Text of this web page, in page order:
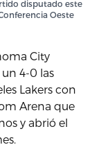
disputado este
Oeste
City
4-0 las
Lakers con
Arena que
y abrió el